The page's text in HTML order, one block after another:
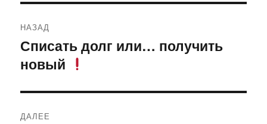
по
записям
НАЗАД
Предыдущая
запись:
Списать долг или… получить
новый
ДАЛЕЕ